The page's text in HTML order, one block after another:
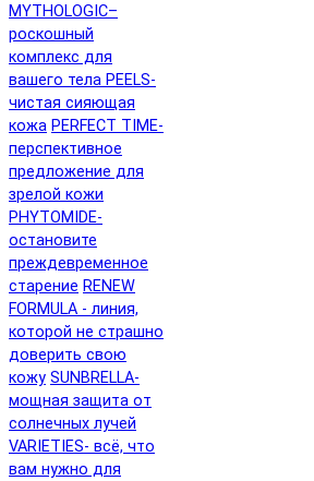
MYTHOLOGIC–
роскошный
комплекс для
вашего тела PEELS-
чистая сияющая
кожа PERFECT TIME-
перспективное
предложение для
зрелой кожи
PHYTOMIDE-
остановите
преждевременное
старение RENEW
FORMULA - линия,
которой не страшно
доверить свою
кожу SUNBRELLA-
мощная защита от
солнечных лучей
VARIETIES- всё, что
вам нужно для